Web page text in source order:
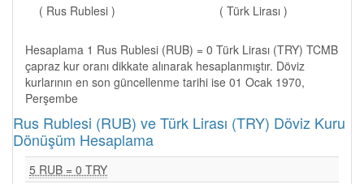
( Rus Rublesi ) ( Türk Lirası )
Hesaplama 1 Rus Rublesi (RUB) = 0 Türk Lirası (TRY) TCMB
çapraz kur oranı dikkate alınarak hesaplanmıştır. Döviz
kurlarının en son güncellenme tarihi ise 01 Ocak 1970,
Perşembe
Rus Rublesi (RUB) ve Türk Lirası (TRY) Döviz Kuru
Dönüşüm Hesaplama
5 RUB = 0 TRY